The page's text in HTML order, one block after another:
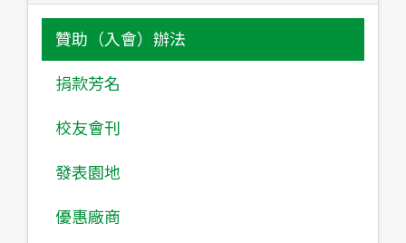
贊助（入會）辦法
捐款芳名
校友會刊
發表園地
優惠廠商